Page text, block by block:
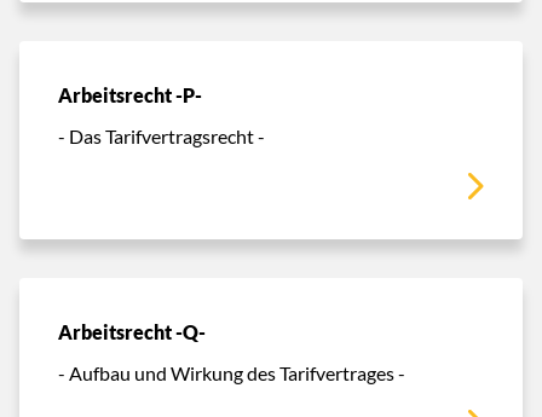
Arbeitsrecht -P-
- Das Tarifvertragsrecht -
Arbeitsrecht -Q-
- Aufbau und Wirkung des Tarifvertrages -